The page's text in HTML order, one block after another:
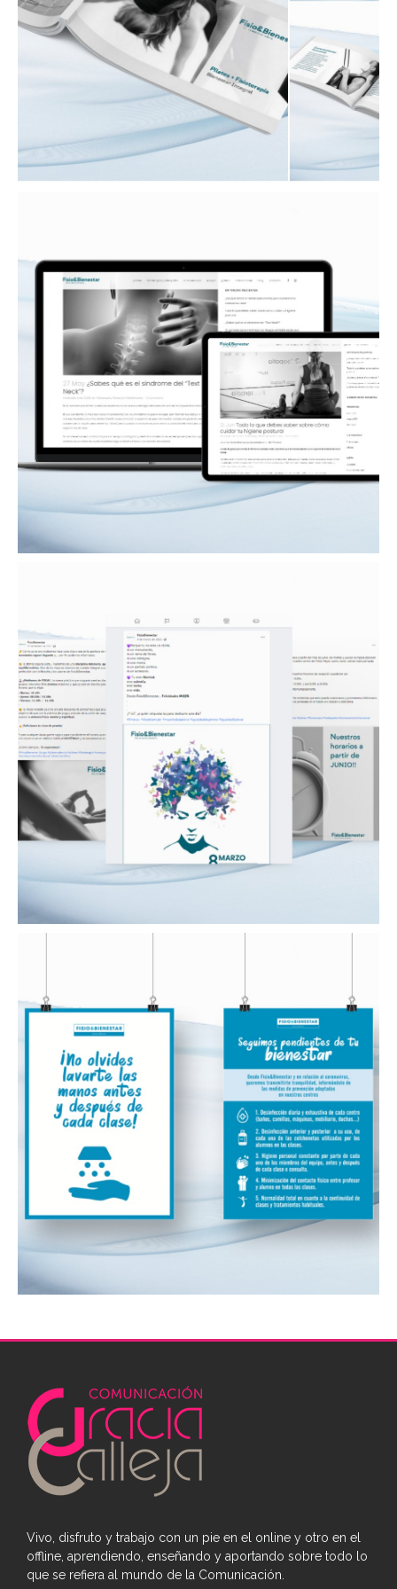
Vivo, disfruto y trabajo con un pie en el online y otro en el
offline, aprendiendo, enseñando y aportando sobre todo lo
que se refiera al mundo de la Comunicación.